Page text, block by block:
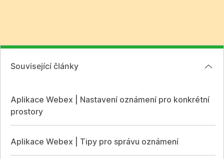
Související články
Aplikace Webex | Nastavení oznámení pro konkrétní
prostory
Aplikace Webex | Tipy pro správu oznámení